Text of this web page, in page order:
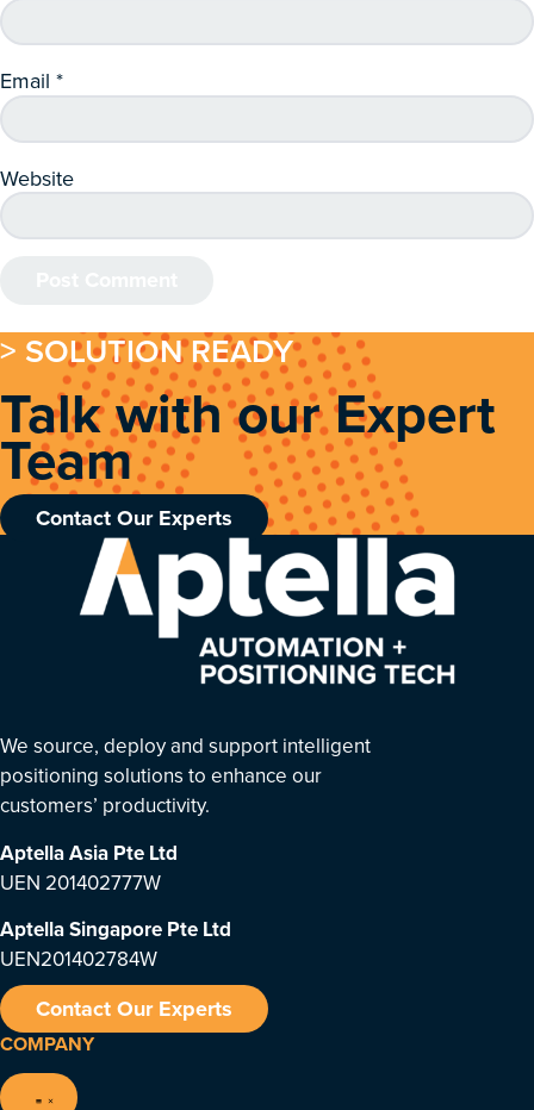
Email *
Website
> SOLUTION READY
Talk with our Expert
Team
Contact Our Experts
We source, deploy and support intelligent
positioning solutions to enhance our
customers’ productivity.
Aptella Asia Pte Ltd
UEN 201402777W
Aptella Singapore Pte Ltd
UEN201402784W
Contact Our Experts
COMPANY